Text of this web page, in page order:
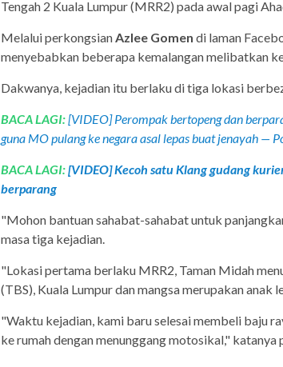
Tengah 2 Kuala Lumpur (MRR2) pada awal pagi
Melalui perkongsianAzlee Gomen di laman
menyebabkan beberapa kemalangan melibatkan
Dakwanya, kejadian itu berlaku di tiga lokasi
BACA LAGI:[VIDEO] Perompak bertopeng dan
guna MO pulang ke negara asal lepas buat jenayah —
BACA LAGI:[VIDEO] Kecoh satu Klang gudang
berparang
"Mohon bantuan sahabat-sahabat untuk
masa tiga kejadian.
"Lokasi pertama berlaku MRR2, Taman Midah
(TBS), Kuala Lumpur dan mangsa merupakan anak
"Waktu kejadian, kami baru selesai membeli baju
ke rumah dengan menunggang motosikal," katanya